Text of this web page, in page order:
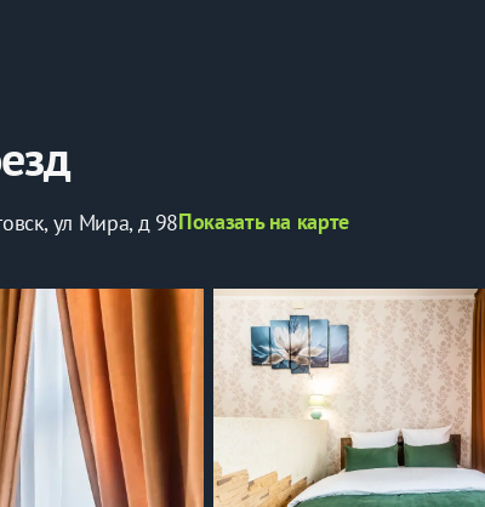
ул Мира, д 98Показать на карте